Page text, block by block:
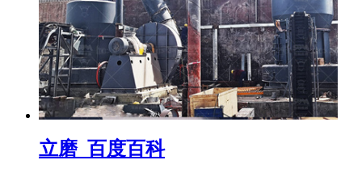
立磨_百度百科